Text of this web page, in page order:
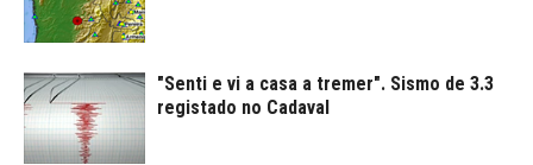
"Senti e vi a casa a tremer". Sismo de 3.3
registado no Cadaval